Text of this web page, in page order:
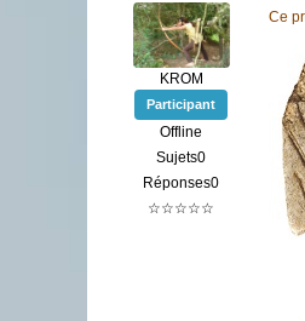
KROM
Participant
Offline
Sujets0
Réponses0
☆☆☆☆☆
Ce